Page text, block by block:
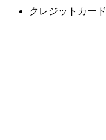
クレジットカード